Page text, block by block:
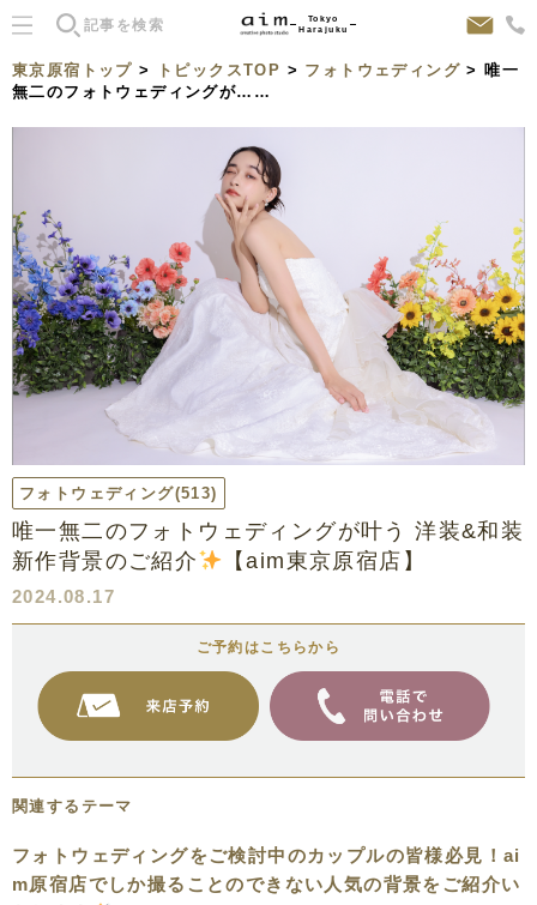
Tokyo
Harajuku
東京原宿トップ > トピックスTOP > フォトウェディング > 唯一
無二のフォトウェディングが……
フォトウェディング(513)
唯一無二のフォトウェディングが叶う 洋装&和装
新作背景のご紹介
【aim東京原宿店】
2024.08.17
ご予約はこちらから
関連するテーマ
フォトウェディングをご検討中のカップルの皆様必見！ai
m原宿店でしか撮ることのできない人気の背景をご紹介い